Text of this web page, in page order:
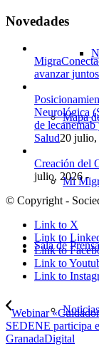
Mapa
Mi
Sala de Prensa
Noticias
Novedades
avanzar
Neurológica
de
Salud20 julio,
Creación del
julio, 2026 -
© Copyright -
Link to X
Link to
Link to
Link to
Link to
Webinar
SEDENE participa
GranadaDigital